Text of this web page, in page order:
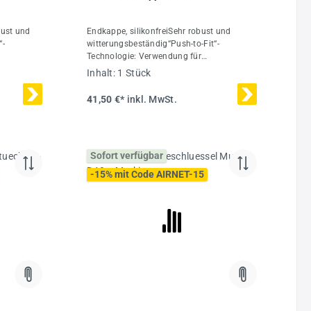
und
bar bei
Endkappe, silikonfreiSehr robust und
witterungsbeständig“Push-to-Fit“-
Technologie: Verwendung für
Rohrdurchmesser 20-50 mmKombinierbar
mit Rohren aus Spezial-Alu-LegierungDas
AIRnet Rohrleitungssystem ist für einen
maximalen Betriebsdruck von 16 bar bei
Inhalt: 1 Stück
41,50 €* inkl. MwSt.
Sofort verfügbar
-15% mit Code AIRNET-15